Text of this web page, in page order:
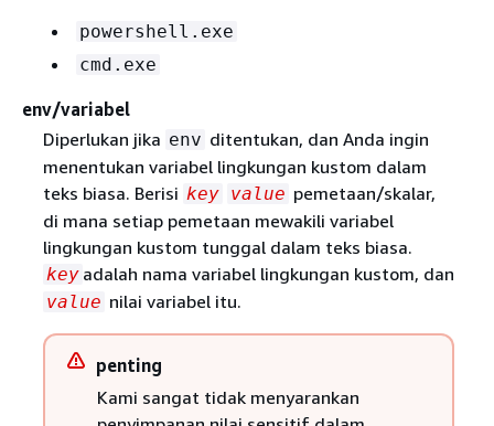
powershell.exe
cmd.exe
env/variabel
Diperlukan jika env ditentukan, dan Anda ingin
menentukan variabel lingkungan kustom dalam
teks biasa. Berisi key value pemetaan/skalar,
di mana setiap pemetaan mewakili variabel
lingkungan kustom tunggal dalam teks biasa.
key adalah nama variabel lingkungan kustom, dan
value nilai variabel itu.
penting
Kami sangat tidak menyarankan